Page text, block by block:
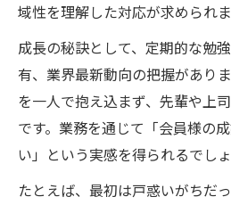
域性を理解した対応が求められま
成長の秘訣として、定期的な勉
有、業界最新動向の把握があり
を一人で抱え込まず、先輩や上
です。業務を通じて「会員様の
い」という実感を得られるでしょ
たとえば、最初は戸惑いがちだ